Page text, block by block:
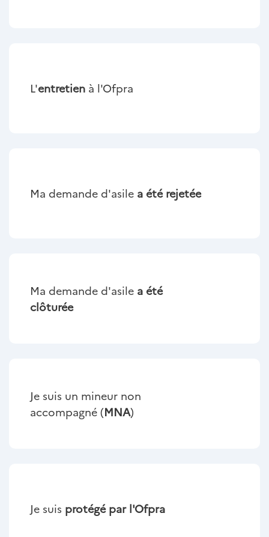
L'entretien à l'Ofpra
Ma demande d'asile a été rejetée
Ma demande d'asile a été
clôturée
Je suis un mineur non
accompagné (MNA)
Je suis protégé par l'Ofpra